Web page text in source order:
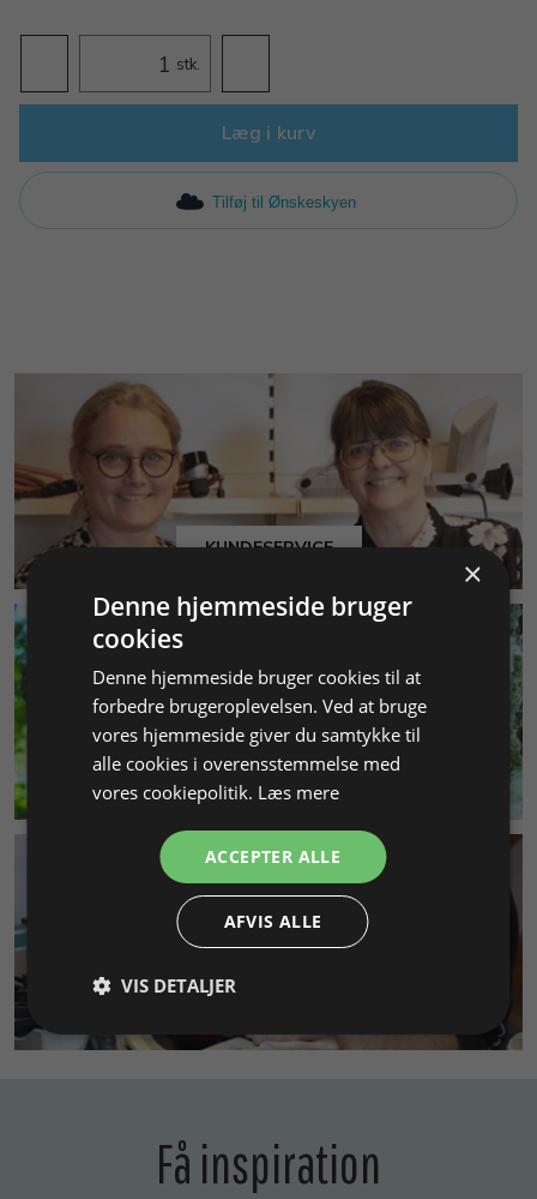
stk.
Læg i kurv
Tilføj til Ønskeskyen
KUNDESERVICE
MILJØ & BÆREDYGTIGHED
Få inspiration
×
Denne hjemmeside bruger
cookies
Denne hjemmeside bruger cookies til at
forbedre brugeroplevelsen. Ved at bruge
vores hjemmeside giver du samtykke til
alle cookies i overensstemmelse med
vores cookiepolitik. Læs mere
ACCEPTER ALLE
AFVIS ALLE
VIS DETALJER